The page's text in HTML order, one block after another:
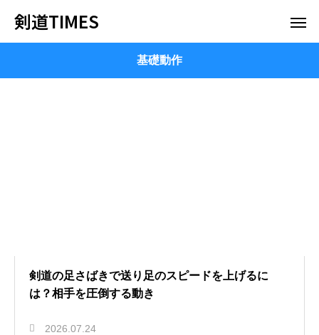
剣道TIMES
基礎動作
剣道の足さばきで送り足のスピードを上げるに
は？相手を圧倒する動き
2026.07.24